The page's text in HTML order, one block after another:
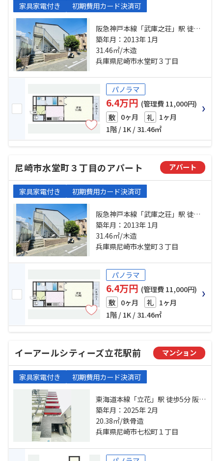
家具家電付き 初期費用カード決済可
阪急神戸本線「武庫之荘」駅 徒歩
10分 東海道本線「立花」駅 徒歩15
分 阪神本線「尼崎センタープール
前」駅 徒歩40分
築年月：2013年 1月
31.46㎡/木造
兵庫県尼崎市水堂町３丁目
パノラマ
6.4万円 (管理費 11,000円)
敷 0ヶ月 礼 1ヶ月
1階 / 1K / 31.46㎡
尼崎市水堂町３丁目のアパート アパート
家具家電付き 初期費用カード決済可
阪急神戸本線「武庫之荘」駅 徒歩
10分 東海道本線「立花」駅 徒歩15
分 阪神本線「尼崎センタープール
前」駅 徒歩40分
築年月：2013年 1月
31.46㎡/木造
兵庫県尼崎市水堂町３丁目
パノラマ
6.4万円 (管理費 11,000円)
敷 0ヶ月 礼 1ヶ月
1階 / 1K / 31.46㎡
イーアールシティーズ立花駅前 マンション
家具家電付き 初期費用カード決済可
東海道本線「立花」駅 徒歩5分 阪急
神戸本線「武庫之荘」駅 徒歩30分
阪神本線「出屋敷」駅 徒歩30分
築年月：2025年 2月
20.38㎡/鉄骨造
兵庫県尼崎市七松町１丁目